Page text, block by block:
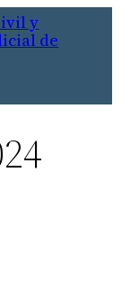
y
de